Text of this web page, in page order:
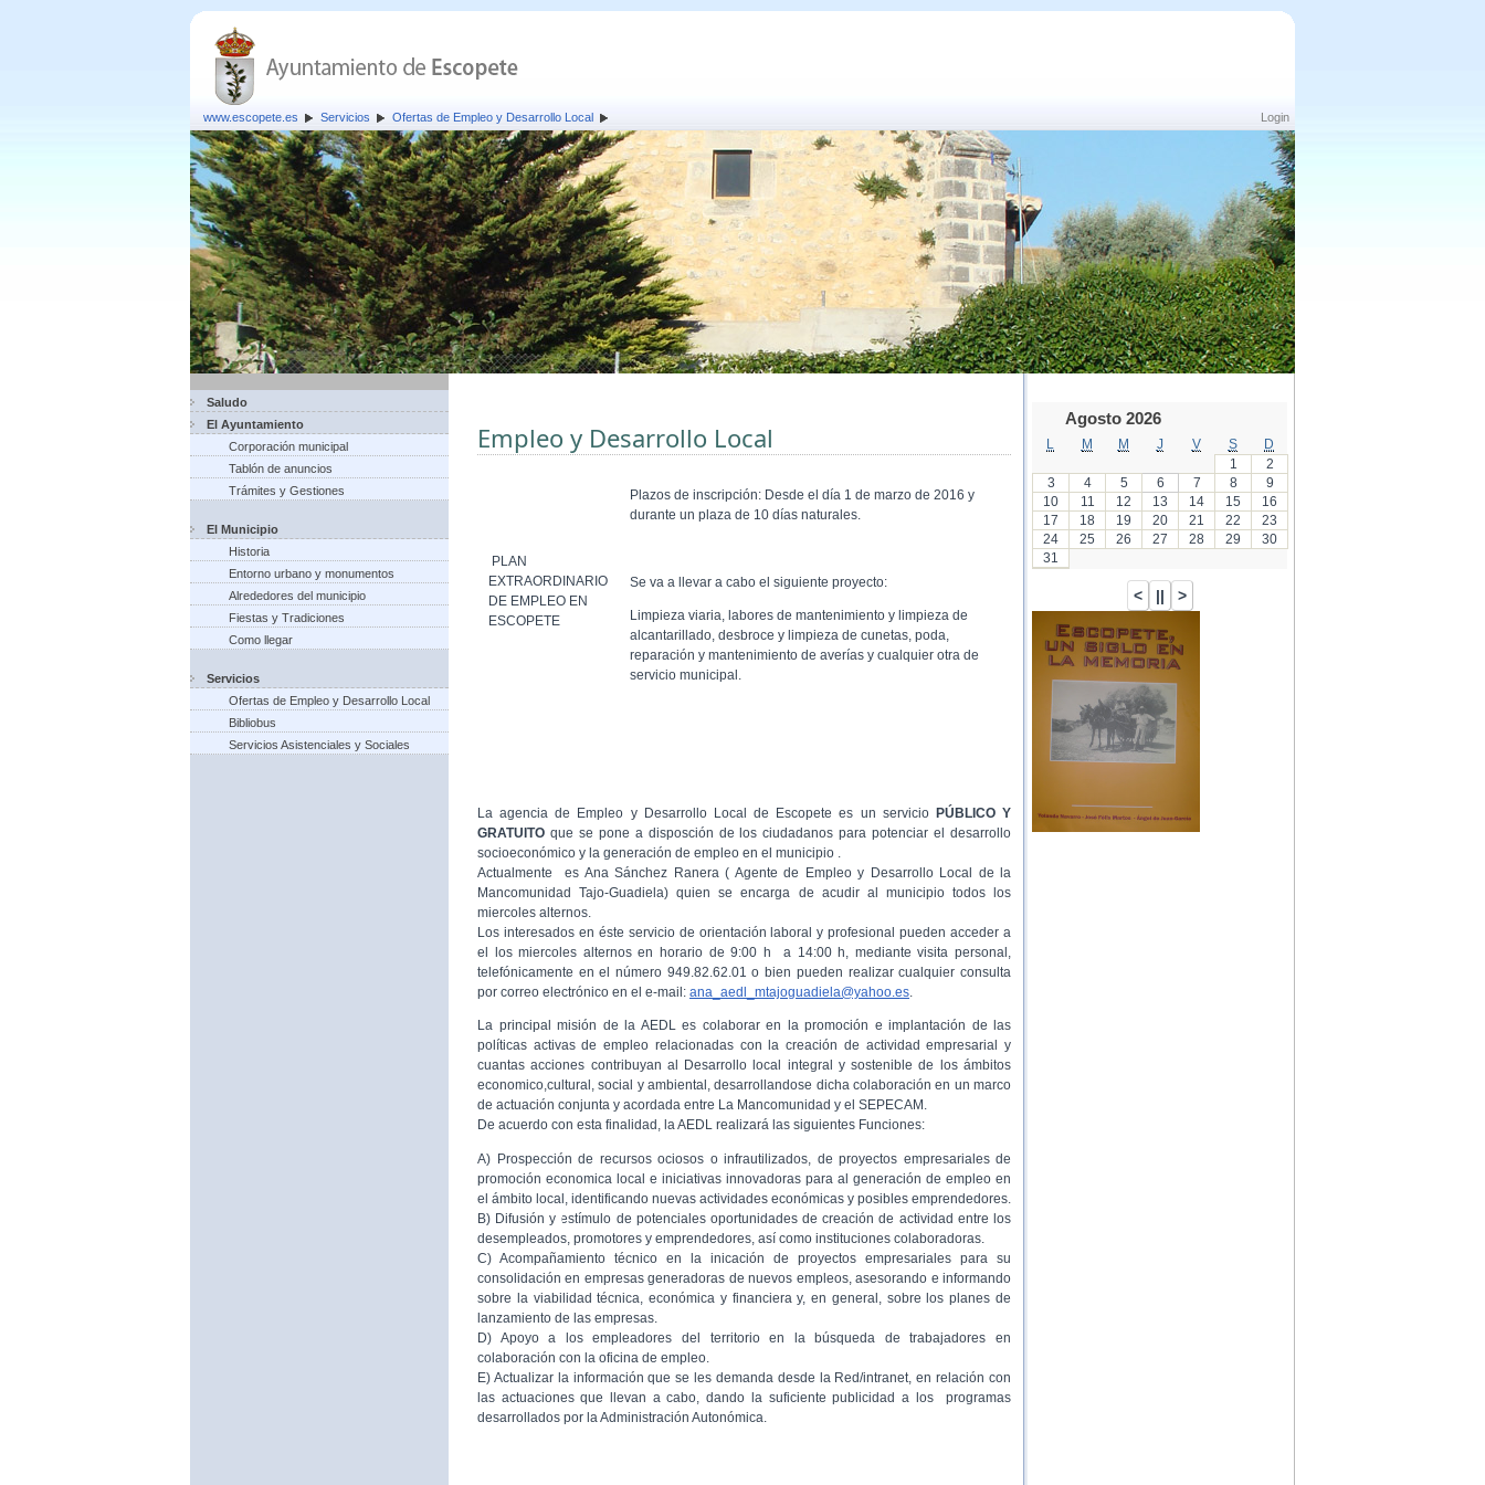
Login
www.escopete.es Servicios Ofertas de Empleo y Desarrollo Local
Saludo
El Ayuntamiento
Corporación municipal
Tablón de anuncios
Trámites y Gestiones
El Municipio
Historia
Entorno urbano y monumentos
Alrededores del municipio
Fiestas y Tradiciones
Como llegar
Servicios
Ofertas de Empleo y Desarrollo Local
Bibliobus
Servicios Asistenciales y Sociales
Empleo y Desarrollo Local
PLAN
EXTRAORDINARIO
DE EMPLEO EN
ESCOPETE
Plazos de inscripción: Desde el día 1 de marzo de 2016 y
durante un plaza de 10 días naturales.
Se va a llevar a cabo el siguiente proyecto:
Limpieza viaria, labores de mantenimiento y limpieza de
alcantarillado, desbroce y limpieza de cunetas, poda,
reparación y mantenimiento de averías y cualquier otra de
servicio municipal.
La agencia de Empleo y Desarrollo Local de Escopete es un servicio PÚBLICO Y
GRATUITO que se pone a disposción de los ciudadanos para potenciar el desarrollo
socioeconómico y la generación de empleo en el municipio .
Actualmente es Ana Sánchez Ranera ( Agente de Empleo y Desarrollo Local de la
Mancomunidad Tajo-Guadiela) quien se encarga de acudir al municipio todos los
miercoles alternos.
Los interesados en éste servicio de orientación laboral y profesional pueden acceder a
el los miercoles alternos en horario de 9:00 h a 14:00 h, mediante visita personal,
telefónicamente en el número 949.82.62.01 o bien pueden realizar cualquier consulta
por correo electrónico en el e-mail: ana_aedl_mtajoguadiela@yahoo.es.
La principal misión de la AEDL es colaborar en la promoción e implantación de las
políticas activas de empleo relacionadas con la creación de actividad empresarial y
cuantas acciones contribuyan al Desarrollo local integral y sostenible de los ámbitos
economico,cultural, social y ambiental, desarrollandose dicha colaboración en un marco
de actuación conjunta y acordada entre La Mancomunidad y el SEPECAM.
De acuerdo con esta finalidad, la AEDL realizará las siguientes Funciones:
A) Prospección de recursos ociosos o infrautilizados, de proyectos empresariales de
promoción economica local e iniciativas innovadoras para al generación de empleo en
el ámbito local, identificando nuevas actividades económicas y posibles emprendedores.
B) Difusión y estímulo de potenciales oportunidades de creación de actividad entre los
desempleados, promotores y emprendedores, así como instituciones colaboradoras.
C) Acompañamiento técnico en la inicación de proyectos empresariales para su
consolidación en empresas generadoras de nuevos empleos, asesorando e informando
sobre la viabilidad técnica, económica y financiera y, en general, sobre los planes de
lanzamiento de las empresas.
D) Apoyo a los empleadores del territorio en la búsqueda de trabajadores en
colaboración con la oficina de empleo.
E) Actualizar la información que se les demanda desde la Red/intranet, en relación con
las actuaciones que llevan a cabo, dando la suficiente publicidad a los programas
desarrollados por la Administración Autonómica.
Agosto 2026
M M J V S
D
1
2
3
4 5 6 7 8
9
10
11 12 13 14 15
16
17
18 19 20 21 22
23
24
25 26 27 28 29
30
31